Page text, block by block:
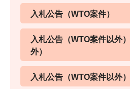
入札公告（WTO案件）
入札公告（WTO案件以外
外）
入札公告（WTO案件以外